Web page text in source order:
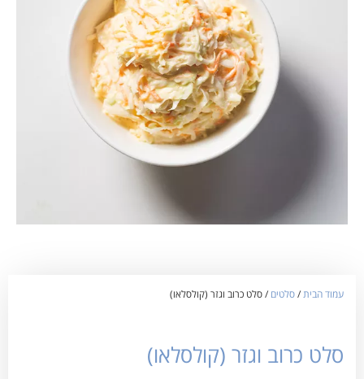
עמוד הבית/סלטים / סלט כרוב וגזר (קולסלאו)
סלט כרוב וגזר (קולסלאו)